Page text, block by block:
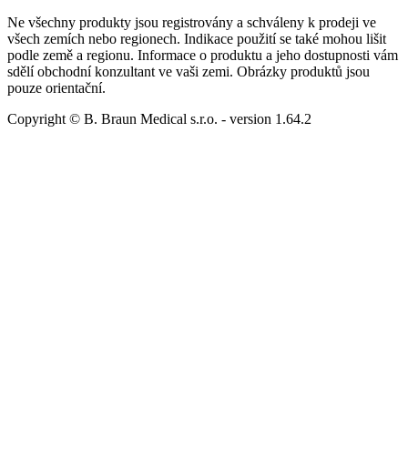
Ne všechny produkty jsou registrovány a schváleny k prodeji ve
všech zemích nebo regionech. Indikace použití se také mohou lišit
podle země a regionu. Informace o produktu a jeho dostupnosti vám
sdělí obchodní konzultant ve vaši zemi. Obrázky produktů jsou
pouze orientační.
Copyright © B. Braun Medical s.r.o. - version 1.64.2